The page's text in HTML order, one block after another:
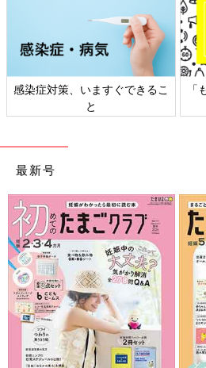
感染症対策、いますぐできるこ
と
最新号